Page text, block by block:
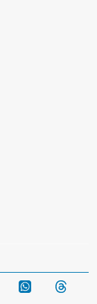
Telegram WhatsApp